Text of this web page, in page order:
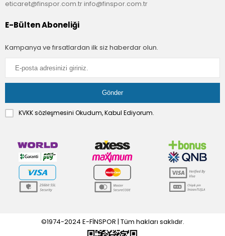
eticaret@finspor.com.trinfo@finspor.com.tr
E-Bülten Aboneliği
Kampanya ve fırsatlardan ilk siz haberdar olun.
KVKK sözleşmesini Okudum, Kabul Ediyorum.
©1974-2024 E-FİNSPOR | Tüm hakları saklıdır.